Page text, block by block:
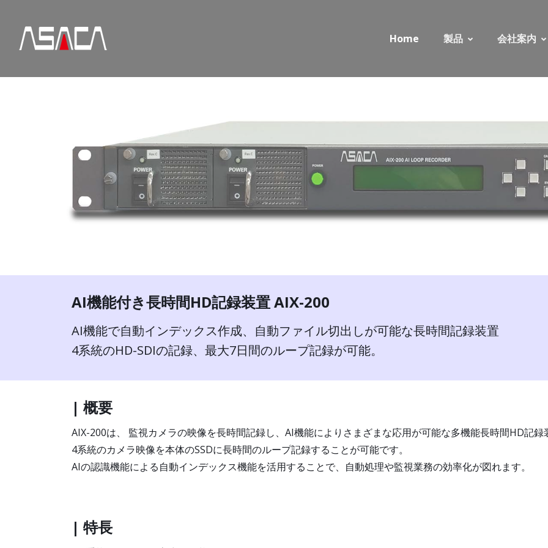
Home 製品 会社案内
AI機能付き長時間HD記録装置 AIX-200
AI機能で自動インデックス作成、自動ファイル切出しが可能な長時間記録装置
4系統のHD-SDIの記録、最大7日間のループ記録が可能。
| 概要
AIX-200は、 監視カメラの映像を長時間記録し、AI機能によりさまざまな応用が可能な多機能長時間HD記録
4系統のカメラ映像を本体のSSDに長時間のループ記録することが可能です。
AIの認識機能による自動インデックス機能を活用することで、自動処理や監視業務の効率化が図れます。
| 特長